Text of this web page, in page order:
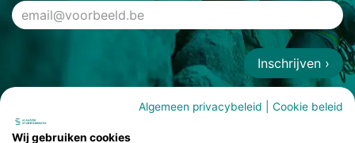
Inschrijven ›
Algemeen privacybeleid Cookie beleid
Wij gebruiken cookies